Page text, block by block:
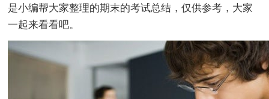
是小编帮大家整理的期末的考试总结，仅供参考，大家
一起来看看吧。